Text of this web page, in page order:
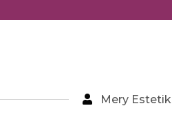
Mery Estetik